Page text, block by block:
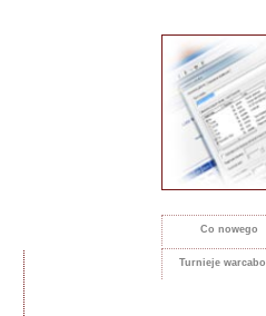
Co nowego
Turnieje